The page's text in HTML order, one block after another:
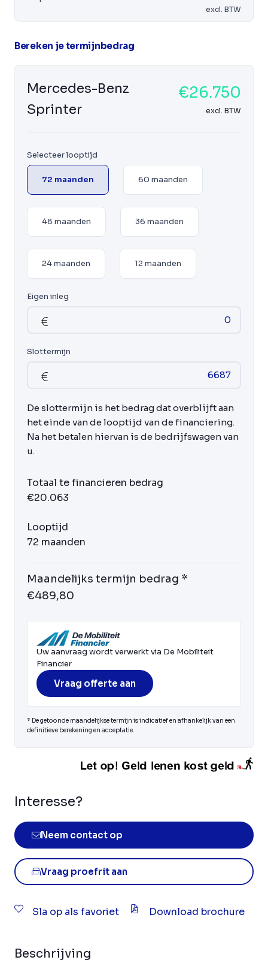
excl. BTW
Bereken je termijnbedrag
Mercedes-Benz
Sprinter
€26.750
excl. BTW
Selecteer looptijd
72 maanden 60 maanden
48 maanden 36 maanden
24 maanden 12 maanden
Eigen inleg
Slottermijn
De slottermijn is het bedrag dat overblijft aan
het einde van de looptijd van de financiering.
Na het betalen hiervan is de bedrijfswagen van
u.
Totaal te financieren bedrag
€20.063
Looptijd
72 maanden
Maandelijks termijn bedrag *
€489,80
Uw aanvraag wordt verwerkt via De Mobiliteit
Financier
Vraag offerte aan
* De getoonde maandelijkse termijn is indicatief en afhankelijk van een
definitieve berekening en acceptatie.
Interesse?
Neem contact op
Vraag proefrit aan
Sla op als favoriet Download brochure
Beschrijving